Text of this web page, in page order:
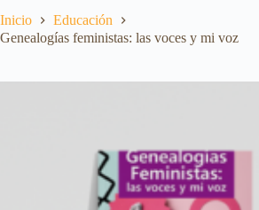
Inicio
Educación
Genealogías feministas: las voces y mi voz